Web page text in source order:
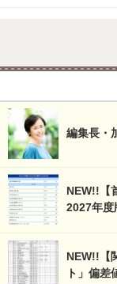
編集長・
NEW!!【
2027年度
NEW!!【
ト」偏差